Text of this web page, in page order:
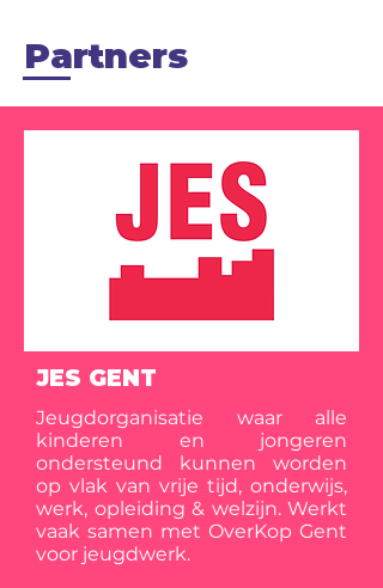
Partners
JES GENT
Jeugdorganisatie waar alle
kinderen en jongeren
ondersteund kunnen worden
op vlak van vrije tijd, onderwijs,
werk, opleiding & welzijn. Werkt
vaak samen met OverKop Gent
voor jeugdwerk.